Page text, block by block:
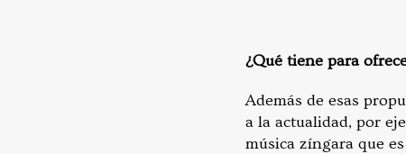
¿Qué tiene para
Además de esas
a la actualidad, por
música zíngara que